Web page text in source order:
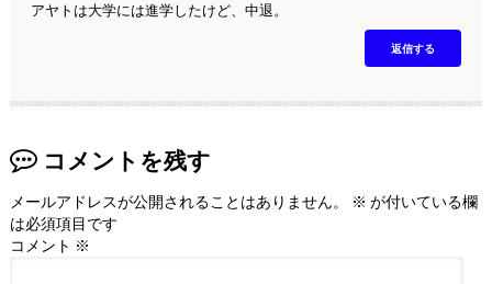
アヤトは大学には進学したけど、中退。
返信する
コメントを残す
メールアドレスが公開されることはありません。 ※ が付いている欄
は必須項目です
コメント ※